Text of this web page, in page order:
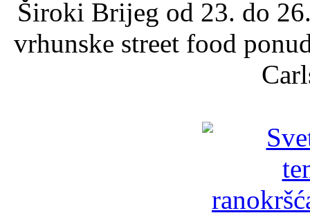
Široki Brijeg od 23. do
vrhunske street food